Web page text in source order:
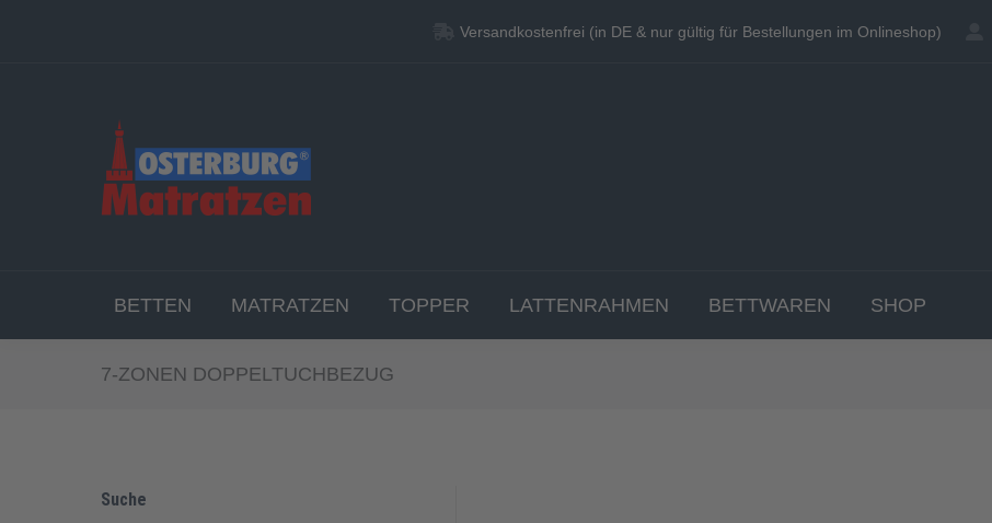
Versandkostenfrei (in DE & nur gültig für Bestellungen im Onlineshop)
BETTEN MATRATZEN TOPPER LATTENRAHMEN BETTWAREN SHOP
7-ZONEN DOPPELTUCHBEZUG
Suche
Versandkostenfrei (in DE & nur gültig für Bestellungen im Onlineshop)